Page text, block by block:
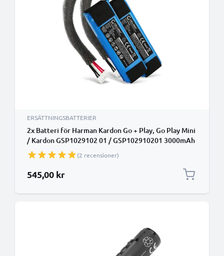
ERSÄTTNINGSBATTERIER
2x Batteri för Harman Kardon Go + Play, Go Play Mini
/ Kardon GSP1029102 01 / GSP102910201 3000mAh
från CELLONIC (2 recensioner)
545,00 kr